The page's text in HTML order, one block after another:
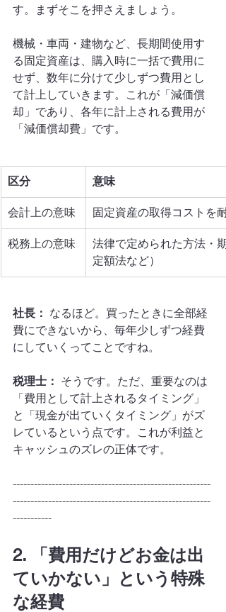
す。まずそこを押さえましょう。
機械・車両・建物など、長期間使用す
る固定資産は、購入時に一括で費用に
せず、数年に分けて少しずつ費用とし
て計上していきます。これが「減価償
却」であり、各年に計上される費用が
「減価償却費」です。
区分 意味
会計上の意味 固定資産の取得コストを
税務上の意味
法律で定められた方法・
定額法など）
社長： なるほど。買ったときに全部経
費にできないから、毎年少しずつ経費
にしていくってことですね。
税理士： そうです。ただ、重要なのは
「費用として計上されるタイミング」
と「現金が出ていくタイミング」がズ
レているという点です。これが利益と
キャッシュのズレの正体です。
--------------------------------------------------------
--------------------------------------------------------
-----------
2. 「費用だけどお金は出
ていかない」という特殊
な経費